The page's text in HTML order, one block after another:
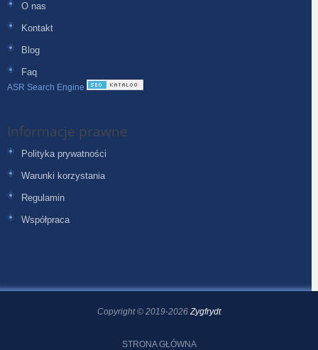
O nas
Kontakt
Blog
Faq
ASR Search Engine
Informacje prawne
Polityka prywatności
Warunki korzystania
Regulamin
Współpraca
Copyright © 2019-2026Zygfrydt
STRONA GŁÓWNA